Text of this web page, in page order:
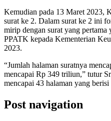
Kemudian pada 13 Maret 2023,
surat ke 2. Dalam surat ke 2 ini
mirip dengan surat yang
PPATK kepada Kementerian
2023.
“Jumlah halaman suratnya
mencapai Rp 349 triliun,” tutur
mencapai 43 halaman yang
Post navigation